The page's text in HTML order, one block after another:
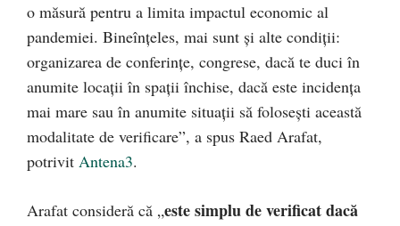
o măsură pentru a limita impactul economic al
pandemiei. Bineînțeles, mai sunt și alte condiții:
organizarea de conferințe, congrese, dacă te duci în
anumite locații în spații închise, dacă este incidența
mai mare sau în anumite situații să folosești această
modalitate de verificare”, a spus Raed Arafat,
potrivit Antena3.
Arafat consideră că „este simplu de verificat dacă